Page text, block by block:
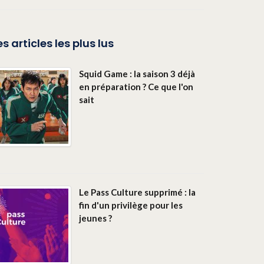
articles les plus lus
Squid Game : la saison 3 déjà
en préparation ? Ce que l'on
sait
Le Pass Culture supprimé : la
fin d'un privilège pour les
jeunes ?